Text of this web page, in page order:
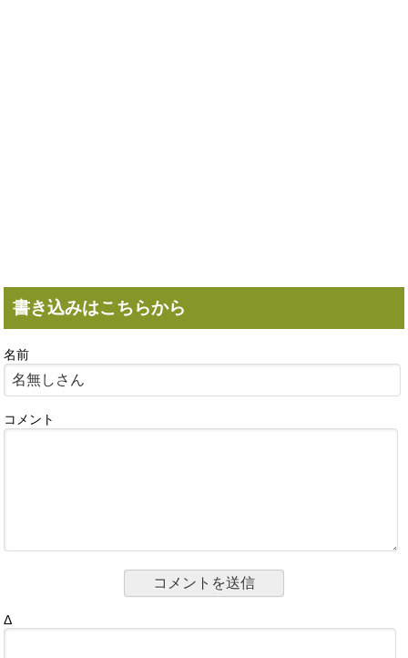
書き込みはこちらから
名前
コメント
Δ